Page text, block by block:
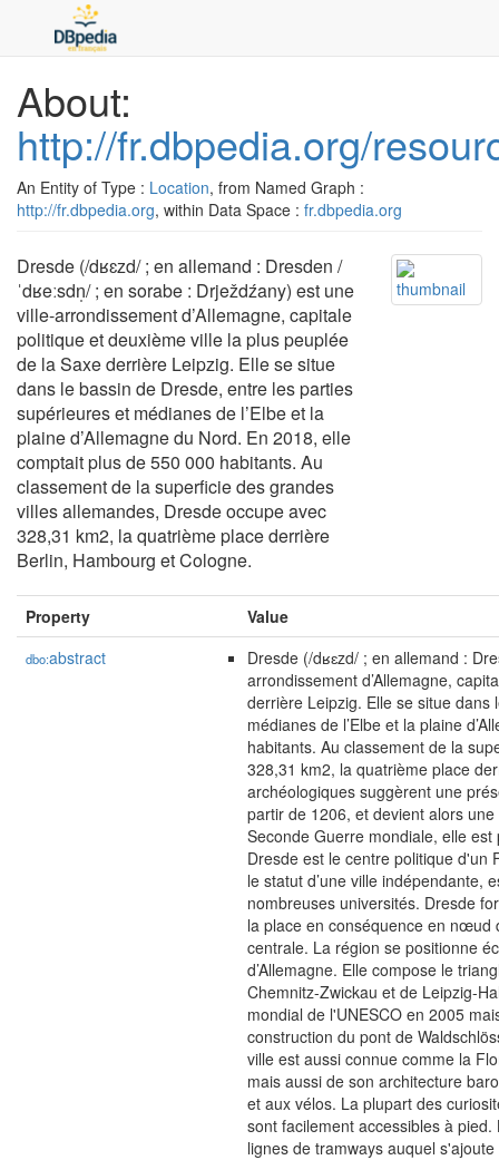
About:
http://fr.dbpedia.org/
An Entity of Type : Location, from Named Graph :
http://fr.dbpedia.org, within Data Space : fr.dbpedia.org
Dresde (/dʁɛzd/ ; en allemand : Dresden /
ˈdʁeːsdn̩/ ; en sorabe : Drježdźany) est une
ville-arrondissement d’Allemagne, capitale
politique et deuxième ville la plus peuplée
de la Saxe derrière Leipzig. Elle se situe
dans le bassin de Dresde, entre les parties
supérieures et médianes de l’Elbe et la
plaine d’Allemagne du Nord. En 2018, elle
comptait plus de 550 000 habitants. Au
classement de la superficie des grandes
villes allemandes, Dresde occupe avec
328,31 km2, la quatrième place derrière
Berlin, Hambourg et Cologne.
Property Value
dbo:abstract
Dresde (/dʁɛzd/ ; en allemand :
arrondissement d’Allemagne,
derrière Leipzig. Elle se situe
médianes de l’Elbe et la plaine
habitants. Au classement de la
328,31 km2, la quatrième place
archéologiques suggèrent une
partir de 1206, et devient alors
Seconde Guerre mondiale, elle
Dresde est le centre politique d'un
le statut d’une ville indépendante,
nombreuses universités. Dresde
la place en conséquence en nœud
centrale. La région se positionne
d’Allemagne. Elle compose le
Chemnitz-Zwickau et de Leipzig-
mondial de l'UNESCO en 2005
construction du pont de
ville est aussi connue comme la
mais aussi de son architecture
et aux vélos. La plupart des
sont facilement accessibles à
lignes de tramways auquel